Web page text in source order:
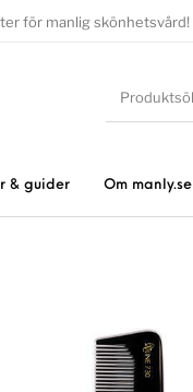
för manlig skönhetsvård!
& guider Om manly.se